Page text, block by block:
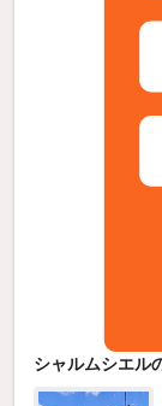
シャルムシエル